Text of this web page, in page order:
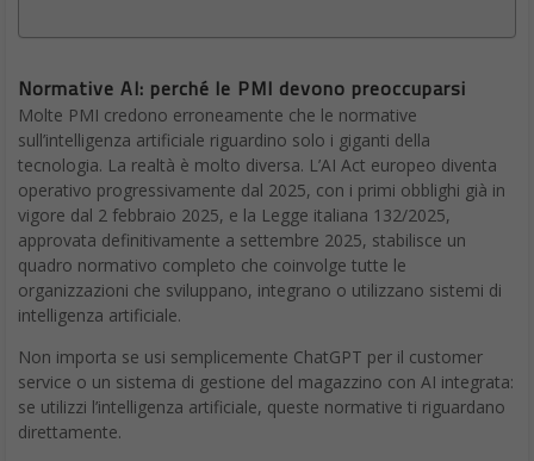
Normative AI: perché le PMI devono preoccuparsi
Molte PMI credono erroneamente che le normative
sull’intelligenza artificiale riguardino solo i giganti della
tecnologia. La realtà è molto diversa. L’AI Act europeo diventa
operativo progressivamente dal 2025, con i primi obblighi già in
vigore dal 2 febbraio 2025, e la Legge italiana 132/2025,
approvata definitivamente a settembre 2025, stabilisce un
quadro normativo completo che coinvolge tutte le
organizzazioni che sviluppano, integrano o utilizzano sistemi di
intelligenza artificiale.
Non importa se usi semplicemente ChatGPT per il customer
service o un sistema di gestione del magazzino con AI integrata:
se utilizzi l’intelligenza artificiale, queste normative ti riguardano
direttamente.